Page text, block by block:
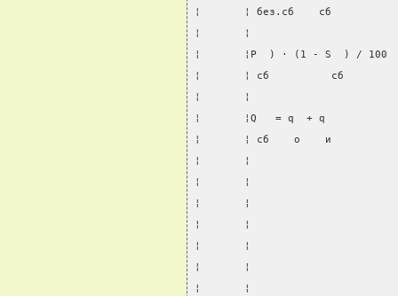
¦       ¦ без.сб    сб
¦       ¦
¦       ¦P  ) · (1 - S  ) /
¦       ¦ сб          сб
¦       ¦
¦       ¦Q   = q  + q
¦       ¦ сб    o    и
¦       ¦
¦       ¦
¦       ¦
¦       ¦
¦       ¦
¦       ¦
¦       ¦